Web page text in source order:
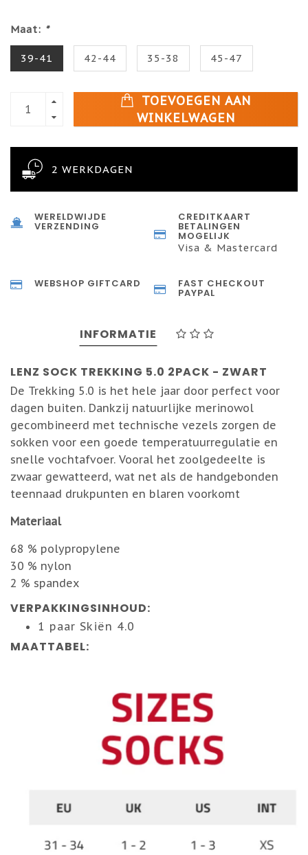
Maat: *
39-41 42-44 35-38 45-47
TOEVOEGEN AAN
WINKELWAGEN
2 WERKDAGEN
WERELDWIJDE
VERZENDING
CREDITKAART
BETALINGEN
MOGELIJK
Visa & Mastercard
WEBSHOP GIFTCARD FAST CHECKOUT
PAYPAL
INFORMATIE
LENZ SOCK TREKKING 5.0 2PACK - ZWART
De Trekking 5.0 is het hele jaar door perfect voor
dagen buiten. Dankzij natuurlijke merinowol
gecombineerd met technische vezels zorgen de
sokken voor een goede temperatuurregulatie en
snelle vochtafvoer. Vooral het zoolgedeelte is
zwaar gewatteerd, wat net als de handgebonden
teennaad drukpunten en blaren voorkomt
Materiaal
68 % polypropylene
30 % nylon
2 % spandex
VERPAKKINGSINHOUD:
1 paar Skiën 4.0
MAATTABEL: